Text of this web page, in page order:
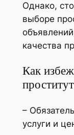
Однако,
выборе
качества
Как
–
услуги и